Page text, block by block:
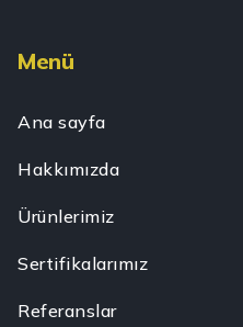
Menü
Ana sayfa
Hakkımızda
Ürünlerimiz
Sertifikalarımız
Referanslar